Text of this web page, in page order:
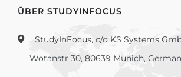
ÜBER STUDYINFOCUS
StudyInFocus, c/o KS Systems
Wotanstr 30, 80639 Munich,